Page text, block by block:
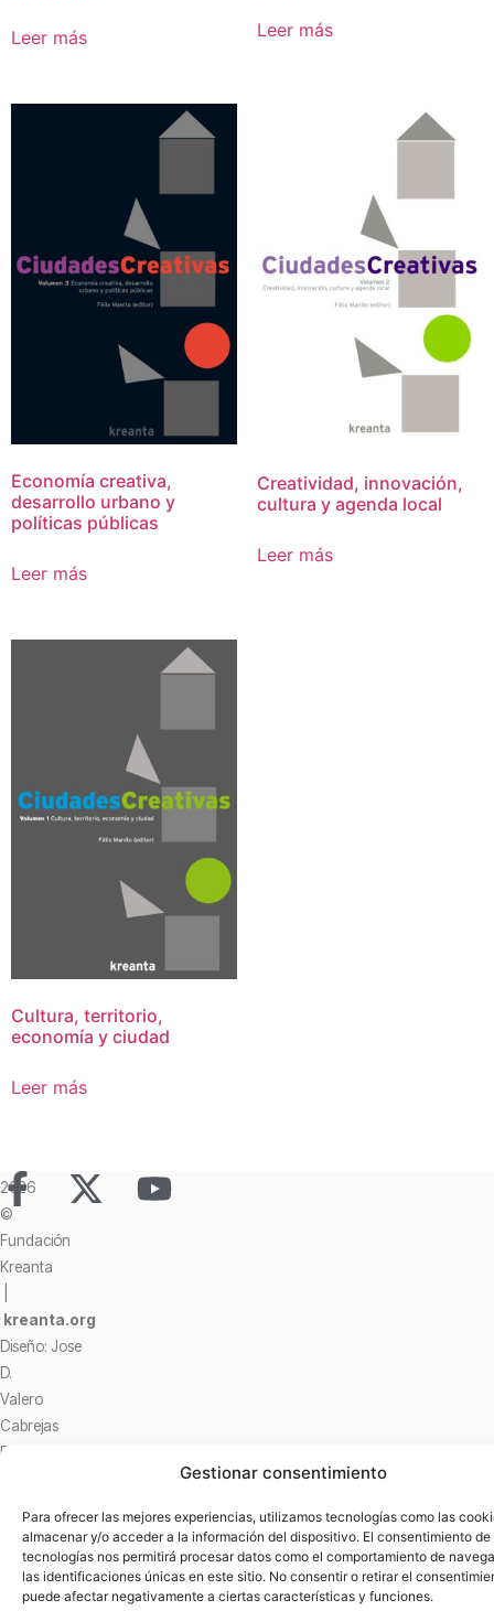
Gestionar consentimiento
Para ofrecer las mejores experiencias, utilizamos tecnologías como las
almacenar y/o acceder a la información del dispositivo. El consentimiento de
tecnologías nos permitirá procesar datos como el comportamiento de
las identificaciones únicas en este sitio. No consentir o retirar el
puede afectar negativamente a ciertas características y funciones.
Leer más Leer más
Economía creativa,
desarrollo urbano y
políticas públicas
Leer más
Creatividad, innovación,
cultura y agenda local
Leer más
Cultura, territorio,
economía y ciudad
Leer más
2026
©
Fundación
Kreanta
kreanta.org
Diseño: Jose
D.
Valero
Cabrejas
Política
cookies